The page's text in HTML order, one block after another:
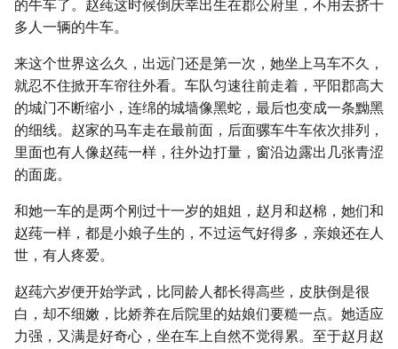
的牛车了。赵莼这时候倒庆幸出生在郡公府里，不用去挤十
多人一辆的牛车。
来这个世界这么久，出远门还是第一次，她坐上马车不久，
就忍不住掀开车帘往外看。车队匀速往前走着，平阳郡高大
的城门不断缩小，连绵的城墙像黑蛇，最后也变成一条黝黑
的细线。赵家的马车走在最前面，后面骡车牛车依次排列，
里面也有人像赵莼一样，往外边打量，窗沿边露出几张青涩
的面庞。
和她一车的是两个刚过十一岁的姐姐，赵月和赵棉，她们和
赵莼一样，都是小娘子生的，不过运气好得多，亲娘还在人
世，有人疼爱。
赵莼六岁便开始学武，比同龄人都长得高些，皮肤倒是很
白，却不细嫩，比娇养在后院里的姑娘们要糙一点。她适应
力强，又满是好奇心，坐在车上自然不觉得累。至于赵月赵